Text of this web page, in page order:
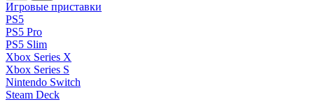
Игровые приставки
PS5
PS5 Pro
PS5 Slim
Xbox Series X
Xbox Series S
Nintendo Switch
Steam Deck